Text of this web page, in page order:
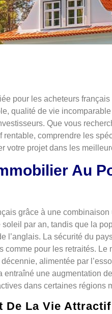
pour les acheteurs français
qualité de vie
Que vous
comprendre les
votre projet dans les
Au
grâce à une combinaison
par an, tandis que la
l’anglais. La sécurité du
comme pour les retraités.
alimentée par
une augmentation
dans certaines régions
De La Vie Attractif